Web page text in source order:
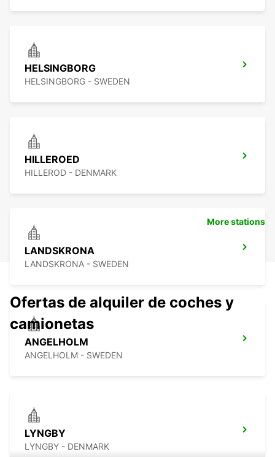
HELSINGBORG
HELSINGBORG - SWEDEN
HILLEROED
HILLEROD - DENMARK
LANDSKRONA
LANDSKRONA - SWEDEN
ANGELHOLM
ANGELHOLM - SWEDEN
LYNGBY
LYNGBY - DENMARK
More stations
Ofertas de alquiler de coches y
camionetas